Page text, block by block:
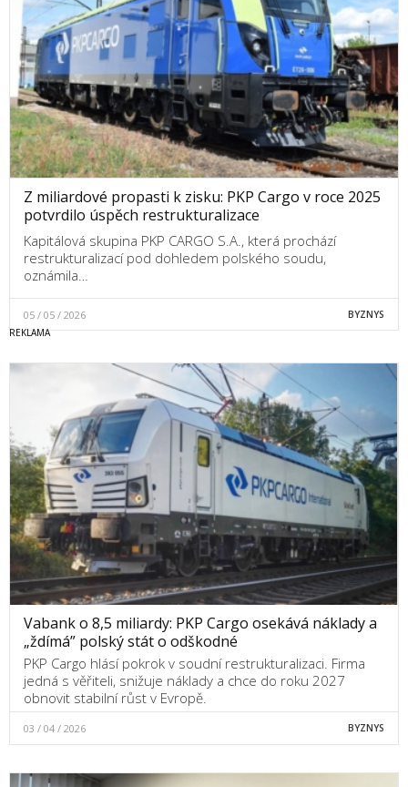
Z miliardové propasti k zisku: PKP Cargo v roce 2025
potvrdilo úspěch restrukturalizace
Kapitálová skupina PKP CARGO S.A., která prochází
restrukturalizací pod dohledem polského soudu,
oznámila…
05 / 05 / 2026 BYZNYS
Vabank o 8,5 miliardy: PKP Cargo osekává náklady a
„ždímá” polský stát o odškodné
PKP Cargo hlásí pokrok v soudní restrukturalizaci. Firma
jedná s věřiteli, snižuje náklady a chce do roku 2027
obnovit stabilní růst v Evropě.
03 / 04 / 2026 BYZNYS